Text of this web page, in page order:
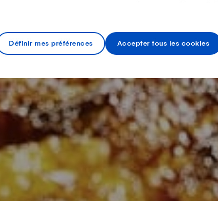
Définir mes préférences Accepter tous les cookies